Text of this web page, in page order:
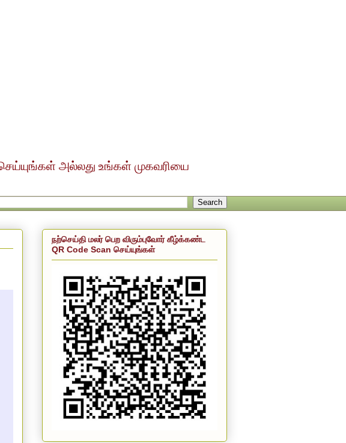
அல்லது உங்கள் முகவரியை
நற்செய்தி மலர் பெற விரும்புவோர் கீழ்க்கண்ட
QR Code Scan செய்யுங்கள்